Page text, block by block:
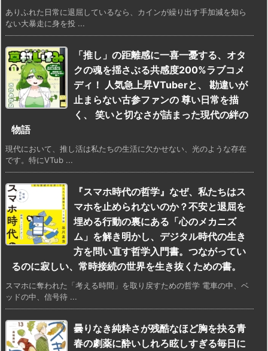
ありふれた日常に退屈しているなら、カインが繰り出す手加減を知ら
ない大暴走に身を投 ...
「推し」の距離感に一喜一憂する、オタ
クの魂を揺さぶる共感度200%ラブコメ
ディ！ 人気急上昇VTuberと、 勘違いが
止まらない古参ファンの 尊い日常を描
く、 笑いと切なさが詰まった現代の絆の
物語
現代において、推し活は私たちの生活に欠かせない、光のような存在
です。特にVTub ...
『スマホ時代の哲学』なぜ、私たちはス
マホを止められないのか？不安と退屈を
埋める行動の裏にある「心のメカニズ
ム」を解き明かし、デジタル時代の生き
方を問い直す哲学入門書。つながってい
るのに寂しい、常時接続の世界を生き抜くための書。
スマホに奪われた「考える時間」を取り戻すための哲学 電車の中、ベ
ッドの中、信号待 ...
曇りなき純粋さが残酷なほど胸を抉る青
春の劇薬に酔いしれろ眩しすぎる毎日に